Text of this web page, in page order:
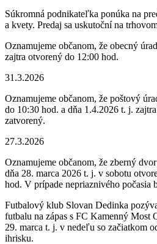
Súkromná podnikateľka ponúka na
a kvety. Predaj sa uskutoční na
Oznamujeme občanom, že obecný
zajtra otvorený do 12:00 hod.
31.3.2026
Oznamujeme občanom, že poštový
do 10:30 hod. a dňa 1.4.2026 t. j.
zatvorený.
27.3.2026
Oznamujeme občanom, že zberný
dňa 28. marca 2026 t. j. v sobotu
hod. V prípade nepriaznivého počasia
Futbalový klub Slovan Dedinka
futbalu na zápas s FC Kamenný Most
29. marca t. j. v nedeľu so začiatkom
ihrisku.